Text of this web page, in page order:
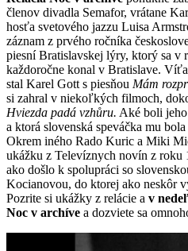
členov divadla Semafor, vrátane
hosťa svetového jazzu Luisa
záznam z prvého ročníka
piesní Bratislavskej lýry, ktorý sa v
každoročne konal v Bratislave.
stal Karel Gott s piesňou Mám
si zahral v niekoľkých filmoch,
Hviezda padá vzhůru. Aké boli
a ktorá slovenská speváčka mu
Okrem iného Rado Kuric a Miki
ukážku z Televíznych novín z
ako došlo k spolupráci so
Kocianovou, do ktorej ako neskôr
Pozrite si ukážky z relácie a v
Noc v archíve a dozviete sa